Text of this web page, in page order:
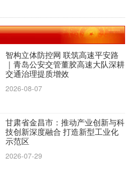
智构立体防控网 联筑高速平安路
｜青岛公安交管董胶高速大队深耕
交通治理提质增效
2026-08-07
甘肃省金昌市：推动产业创新与科
技创新深度融合 打造新型工业化
示范区
2026-07-29